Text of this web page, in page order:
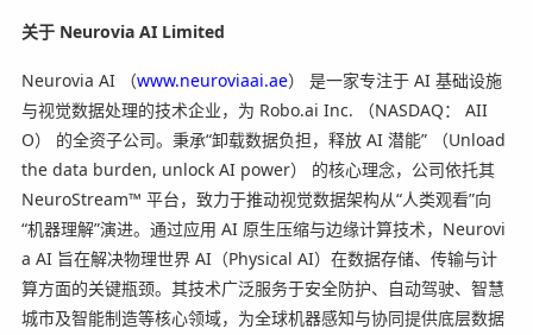
关于 Neurovia AI Limited
Neurovia AI （www.neuroviaai.ae） 是一家专注于 AI 基础设施
与视觉数据处理的技术企业，为 Robo.ai Inc. （NASDAQ： AII
O） 的全资子公司。秉承“卸载数据负担，释放 AI 潜能” （Unload
the data burden, unlock AI power） 的核心理念，公司依托其
NeuroStream™ 平台，致力于推动视觉数据架构从“人类观看”向
“机器理解”演进。通过应用 AI 原生压缩与边缘计算技术，Neurovi
a AI 旨在解决物理世界 AI（Physical AI）在数据存储、传输与计
算方面的关键瓶颈。其技术广泛服务于安全防护、自动驾驶、智慧
城市及智能制造等核心领域，为全球机器感知与协同提供底层数据